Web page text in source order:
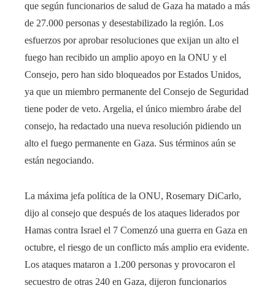
que según funcionarios de salud de Gaza ha matado a más
de 27.000 personas y desestabilizado la región. Los
esfuerzos por aprobar resoluciones que exijan un alto el
fuego han recibido un amplio apoyo en la ONU y el
Consejo, pero han sido bloqueados por Estados Unidos,
ya que un miembro permanente del Consejo de Seguridad
tiene poder de veto. Argelia, el único miembro árabe del
consejo, ha redactado una nueva resolución pidiendo un
alto el fuego permanente en Gaza. Sus términos aún se
están negociando.
La máxima jefa política de la ONU, Rosemary DiCarlo,
dijo al consejo que después de los ataques liderados por
Hamas contra Israel el 7 Comenzó una guerra en Gaza en
octubre, el riesgo de un conflicto más amplio era evidente.
Los ataques mataron a 1.200 personas y provocaron el
secuestro de otras 240 en Gaza, dijeron funcionarios